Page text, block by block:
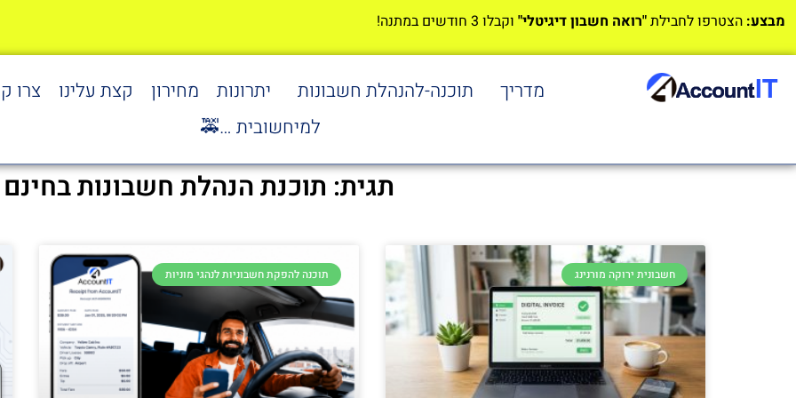
מבצע: הצטרפו לחבילת"רואה חשבון דיגיטלי" וקבלו 3 חודשים במתנה!
מדריך תוכנה-להנהלת חשבונות יתרונות מחירון קצת עלינו
צרו
למיחשובית …🚕
תגית: תוכנת הנהלת חשבונות בחינם
חשבונית ירוקה מורנינג תוכנה להפקת חשבוניות לנהגי מוניות